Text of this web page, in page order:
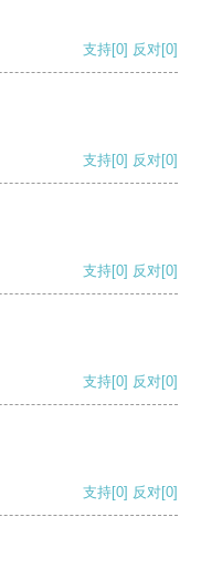
支持[0] 反对[0]
支持[0] 反对[0]
支持[0] 反对[0]
支持[0] 反对[0]
支持[0] 反对[0]